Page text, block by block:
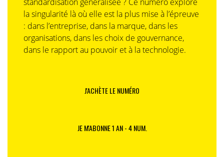
la singularité là où elle est la plus mise à l’épreuve
: dans l’entreprise, dans la marque, dans les
organisations, dans les choix de gouvernance,
dans le rapport au pouvoir et à la technologie.
J'ACHÈTE LE NUMÉRO
JE M'ABONNE 1 AN - 4 NUM.